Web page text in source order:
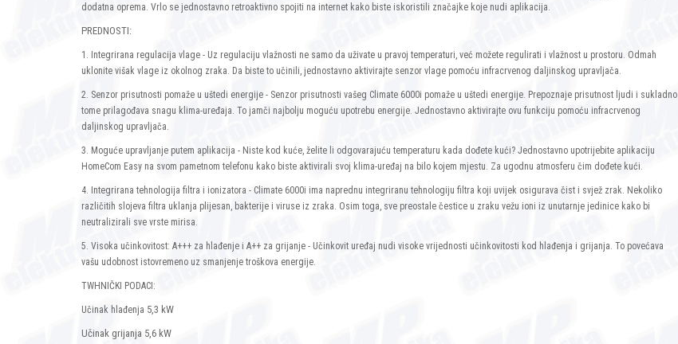
dodatna oprema. Vrlo se jednostavno retroaktivno spojiti na internet kako biste iskoristili značajke koje nudi aplikacija.
PREDNOSTI:
1. Integrirana regulacija vlage - Uz regulaciju vlažnosti ne samo da uživate u pravoj temperaturi, već možete regulirati i vlažnost u prostoru. Odmah
uklonite višak vlage iz okolnog zraka. Da biste to učinili, jednostavno aktivirajte senzor vlage pomoću infracrvenog daljinskog upravljača.
2. Senzor prisutnosti pomaže u uštedi energije - Senzor prisutnosti vašeg Climate 6000i pomaže u uštedi energije. Prepoznaje prisutnost ljudi i sukladno
tome prilagođava snagu klima-uređaja. To jamči najbolju moguću upotrebu energije. Jednostavno aktivirajte ovu funkciju pomoću infracrvenog
daljinskog upravljača.
3. Moguće upravljanje putem aplikacija - Niste kod kuće, želite li odgovarajuću temperaturu kada dođete kući? Jednostavno upotrijebite aplikaciju
HomeCom Easy na svom pametnom telefonu kako biste aktivirali svoj klima-uređaj na bilo kojem mjestu. Za ugodnu atmosferu čim dođete kući.
4. Integrirana tehnologija filtra i ionizatora - Climate 6000i ima naprednu integriranu tehnologiju filtra koji uvijek osigurava čist i svjež zrak. Nekoliko
različitih slojeva filtra uklanja plijesan, bakterije i viruse iz zraka. Osim toga, sve preostale čestice u zraku vežu ioni iz unutarnje jedinice kako bi
neutralizirali sve vrste mirisa.
5. Visoka učinkovitost: A+++ za hlađenje i A++ za grijanje - Učinkovit uređaj nudi visoke vrijednosti učinkovitosti kod hlađenja i grijanja. To povećava
vašu udobnost istovremeno uz smanjenje troškova energije.
TWHNIČKI PODACI:
Učinak hlađenja 5,3 kW
Učinak grijanja 5,6 kW